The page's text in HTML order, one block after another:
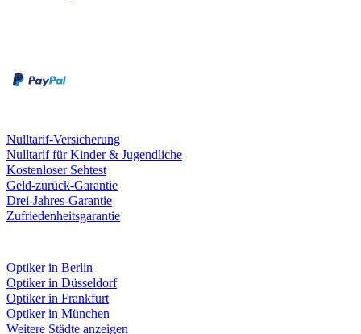
Nulltarif-Versicherung
Nulltarif für Kinder & Jugendliche
Kostenloser Sehtest
Geld-zurück-Garantie
Drei-Jahres-Garantie
Zufriedenheitsgarantie
Optiker in Berlin
Optiker in Düsseldorf
Optiker in Frankfurt
Optiker in München
Weitere Städte anzeigen